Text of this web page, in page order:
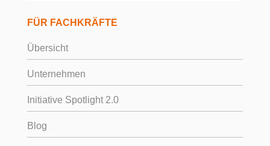
FÜR FACHKRÄFTE
Übersicht
Unternehmen
Initiative Spotlight 2.0
Blog